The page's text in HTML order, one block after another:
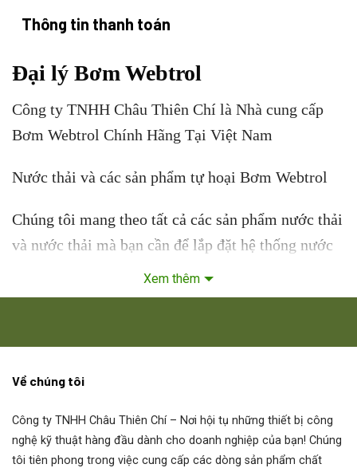
Thông tin thanh toán
Đại lý Bơm Webtrol
Công ty TNHH Châu Thiên Chí là Nhà cung cấp
Bơm Webtrol Chính Hãng Tại Việt Nam
Nước thải và các sản phẩm tự hoại Bơm Webtrol
Chúng tôi mang theo tất cả các sản phẩm nước thải
và nước thải mà bạn cần để lắp đặt hệ thống nước
thải hoàn chỉnh, từ bể chứa và bảng điều khiển đến
đường ống và phụ kiện. Chúng tôi chứng khoán tất
hoặc toàn bộ nhà máy xử lý phi tập trung cho các
doanh nghiệp, cộng đồng nhỏ và chủ sở hữu tài sản
Xem thêm
Về chúng tôi
Công ty TNHH Châu Thiên Chí– Nơi hội tụ những thiết bị công
nghệ kỹ thuật hàng đầu dành cho doanh nghiệp của bạn! Chúng
tôi tiên phong trong việc cung cấp các dòng sản phẩm chất